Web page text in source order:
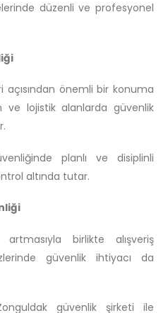
düzenli ve profesyonel
önemli bir konuma
ve lojistik alanlarda güvenlik
planlı ve disiplinli
altında tutar.
birlikte alışveriş
güvenlik ihtiyacı da
güvenlik şirketi ile